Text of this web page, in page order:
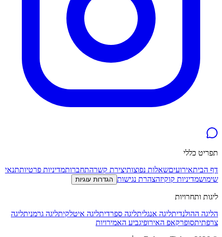
תפריט כללי
דף הביתאירועיםשאלות נפוצותיצירת קשרהתחברותמדיניות פרטיותתנאי
שימושמדיניות קוקיזהצהרת נגישות הגדרות עוגיות
ליגות ותחרויות
הליגה ההולנדיתליגה אנגליתליגה ספרדיתליגה איטלקיתליגה גרמניתליגה
צרפתיתסופרקאפ האירופיגביע האמירויות